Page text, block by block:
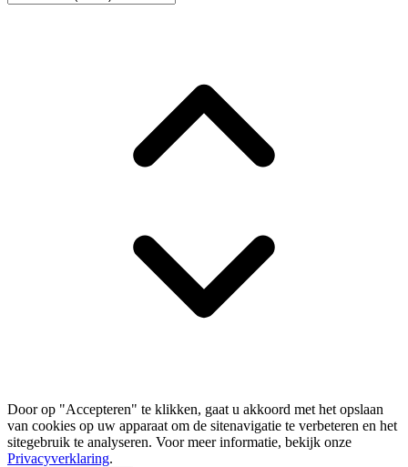
Door op "Accepteren" te klikken, gaat u akkoord met het opslaan
van cookies op uw apparaat om de sitenavigatie te verbeteren en het
sitegebruik te analyseren. Voor meer informatie, bekijk onze
Privacyverklaring.